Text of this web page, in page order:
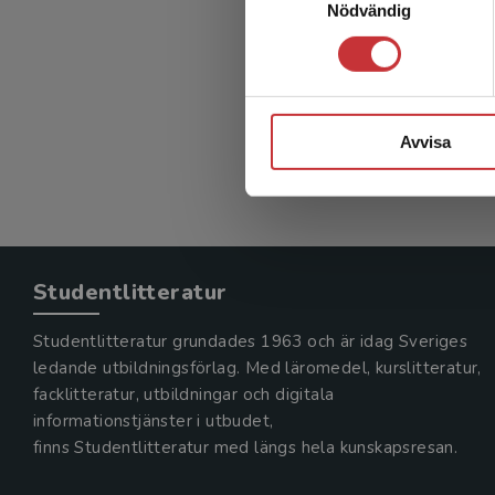
Nödvändig
Avvisa
Studentlitteratur
Studentlitteratur grundades 1963 och är idag Sveriges
ledande utbildningsförlag. Med läromedel, kurslitteratur,
facklitteratur, utbildningar och digitala
informationstjänster i utbudet,
finns Studentlitteratur med längs hela kunskapsresan.